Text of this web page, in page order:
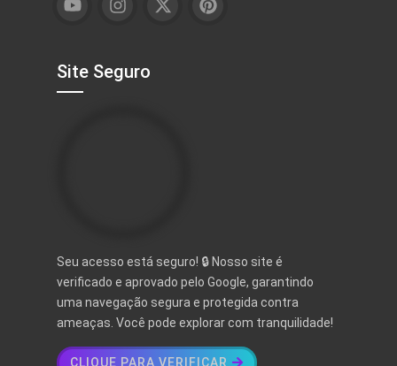
Site Seguro
Seu acesso está seguro! 🔒 Nosso site é
verificado e aprovado pelo Google, garantindo
uma navegação segura e protegida contra
ameaças. Você pode explorar com tranquilidade!
CLIQUE PARA VERIFICAR